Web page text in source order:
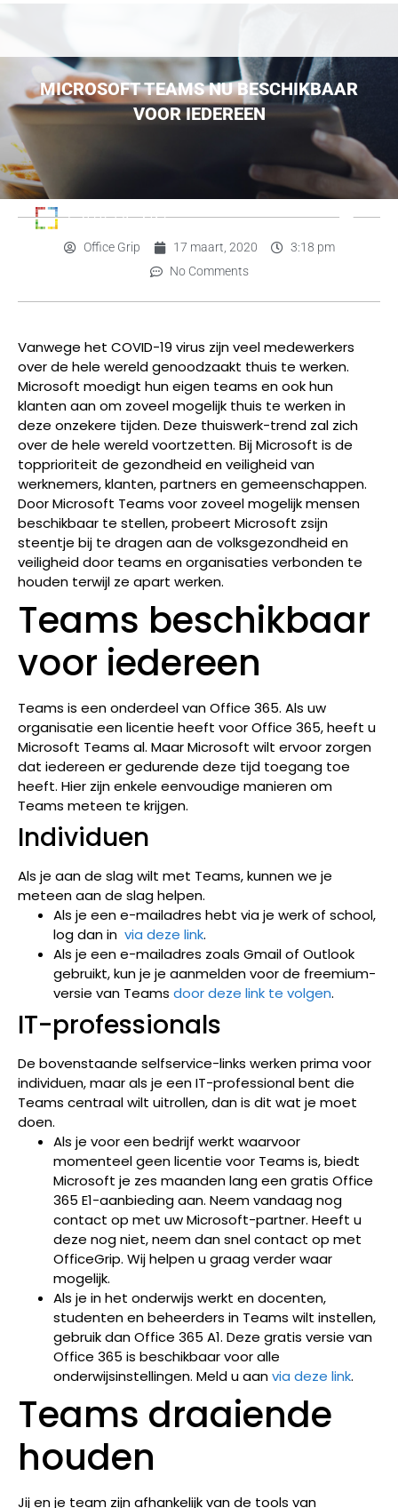
MICROSOFT TEAMS NU BESCHIKBAAR
VOOR IEDEREEN
Office Grip 17 maart, 2020
3:18 pm
No Comments
Vanwege het COVID-19 virus zijn veel medewerkers
over de hele wereld genoodzaakt thuis te werken.
Microsoft moedigt hun eigen teams en ook hun
klanten aan om zoveel mogelijk thuis te werken in
deze onzekere tijden. Deze thuiswerk-trend zal zich
over de hele wereld voortzetten. Bij Microsoft is de
topprioriteit de gezondheid en veiligheid van
werknemers, klanten, partners en gemeenschappen.
Door Microsoft Teams voor zoveel mogelijk mensen
beschikbaar te stellen, probeert Microsoft zsijn
steentje bij te dragen aan de volksgezondheid en
veiligheid door teams en organisaties verbonden te
houden terwijl ze apart werken.
Teams beschikbaar
voor iedereen
Teams is een onderdeel vanOffice 365. Als uw
organisatie een licentie heeft voorOffice 365, heeft u
Microsoft Teams al. Maar Microsoft wilt ervoor zorgen
dat iedereen er gedurende deze tijd toegang toe
heeft. Hier zijn enkele eenvoudige manieren om
Teams meteen te krijgen.
Individuen
Als je aan de slag wilt met Teams, kunnen we je
meteen aan de slag helpen.
Als je een e-mailadres hebt via je werk of school,
log dan in via deze link.
Als je een e-mailadres zoals Gmail of Outlook
gebruikt, kun je je aanmelden voor de freemium-
versie van Teams door deze link te volgen.
IT-professionals
De bovenstaande selfservice-links werken prima voor
individuen, maar als je een IT-professional bent die
Teams centraal wilt uitrollen, dan is dit wat je moet
doen.
Als je voor een bedrijf werkt waarvoor
momenteel geen licentie voor Teams is, biedt
Microsoft je zes maanden lang een gratis Office
365 E1-aanbieding aan. Neem vandaag nog
contact op met uw Microsoft-partner. Heeft u
deze nog niet, neem dan snel contact op met
OfficeGrip. Wij helpen u graag verder waar
mogelijk.
Als je in het onderwijs werkt en docenten,
studenten en beheerders in Teams wilt instellen,
gebruik dan Office 365 A1. Deze gratis versie van
Office 365 is beschikbaar voor alle
onderwijsinstellingen. Meld u aanvia deze link.
Teams draaiende
houden
Jij en je team zijn afhankelijk van de tools van